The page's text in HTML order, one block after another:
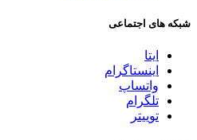
شبکه های اجتماعی
ایتا
اینستاگرام
واتساپ
تلگرام
توییتر